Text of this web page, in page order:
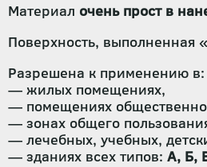
Материал очень прост в
Поверхность, выполненная
Разрешена к применению в:
— жилых помещениях,
— помещениях
— зонах общего
— лечебных, учебных,
— зданиях всех типов: А, Б,